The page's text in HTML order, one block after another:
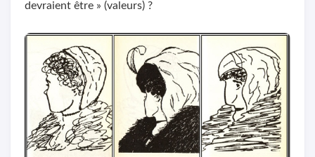
devraient être » (valeurs) ?